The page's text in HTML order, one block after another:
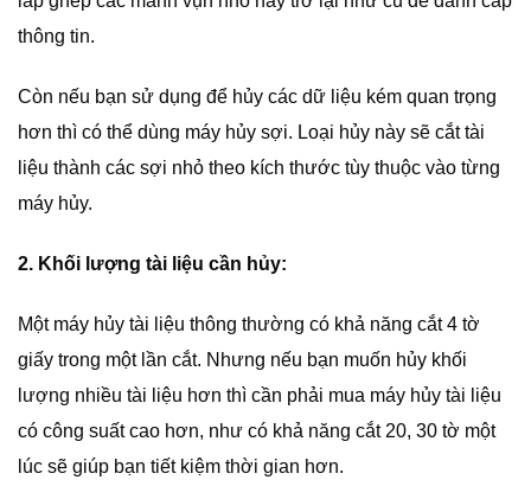
thông tin.
Còn nếu bạn sử dụng để hủy các dữ liệu kém quan trọng
hơn thì có thể dùng máy hủy sợi. Loại hủy này sẽ cắt tài
liệu thành các sợi nhỏ theo kích thước tùy thuộc vào từng
máy hủy.
2. Khối lượng tài liệu cần hủy:
Một máy hủy tài liệu thông thường có khả năng cắt 4 tờ
giấy trong một lần cắt. Nhưng nếu bạn muốn hủy khối
lượng nhiều tài liệu hơn thì cần phải mua máy hủy tài liệu
có công suất cao hơn, như có khả năng cắt 20, 30 tờ một
lúc sẽ giúp bạn tiết kiệm thời gian hơn.